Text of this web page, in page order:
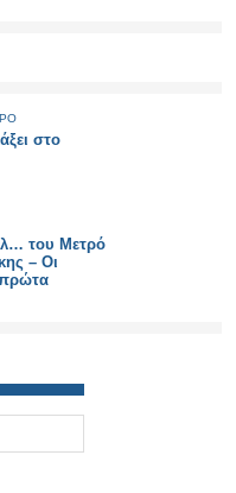
στο
του Μετρό
– Οι
πρώτα